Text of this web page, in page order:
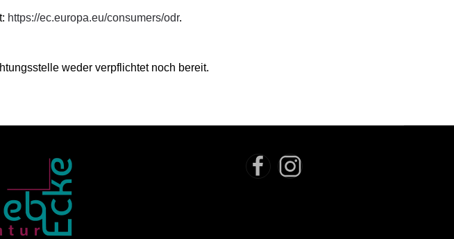
https://ec.europa.eu/consumers/odr.
weder verpflichtet noch bereit.